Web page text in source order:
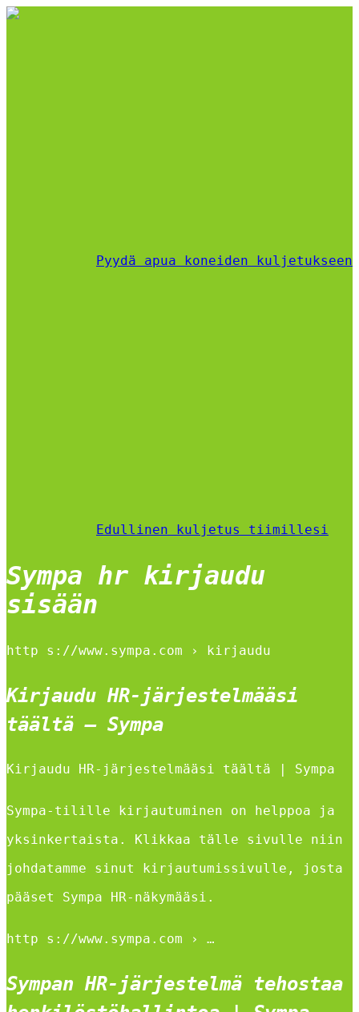
Pyydä apua koneiden kuljetukseen
Edullinen kuljetus tiimillesi
Sympa hr kirjaudu
sisään
http s://www.sympa.com › kirjaudu
Kirjaudu HR-järjestelmääsi
täältä – Sympa
Kirjaudu HR-järjestelmääsi täältä | Sympa
Sympa-tilille kirjautuminen on helppoa ja
yksinkertaista. Klikkaa tälle sivulle niin
johdatamme sinut kirjautumissivulle, josta
pääset Sympa HR-näkymääsi.
http s://www.sympa.com › …
Sympan HR-järjestelmä tehostaa